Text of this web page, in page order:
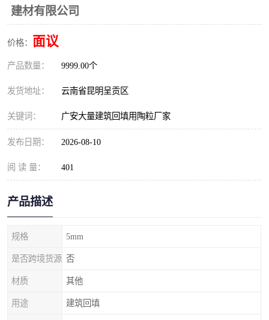
建材有限公司
价格： 面议
产品数量： 9999.00个
发货地址： 云南省昆明呈贡区
关键词： 广安大量建筑回填用陶粒厂家
发布日期： 2026-08-10
阅 读 量： 401
产品描述
规格 5mm
是否跨境货源 否
材质 其他
用途 建筑回填